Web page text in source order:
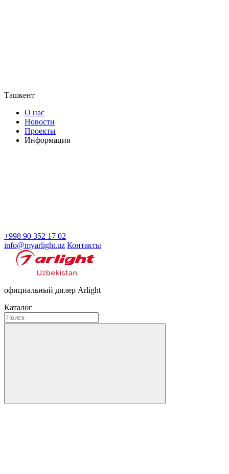
Ташкент
О нас
Новости
Проекты
Информация
+998 90 352 17 02
info@myarlight.uz Контакты
официальный дилер Arlight
Каталог